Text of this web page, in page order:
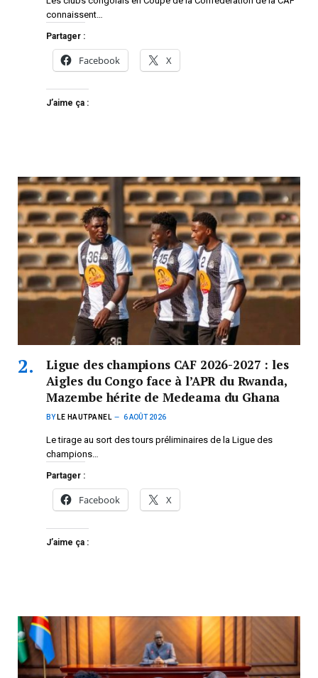
connaissent…
Partager :
Facebook X
J’aime ça :
Ligue des champions CAF 2026-2027 : les
Aigles du Congo face à l’APR du Rwanda,
Mazembe hérite de Medeama du Ghana
BY LE HAUTPANEL 6 AOÛT 2026
Le tirage au sort des tours préliminaires de la Ligue des
champions…
Partager :
Facebook X
J’aime ça :